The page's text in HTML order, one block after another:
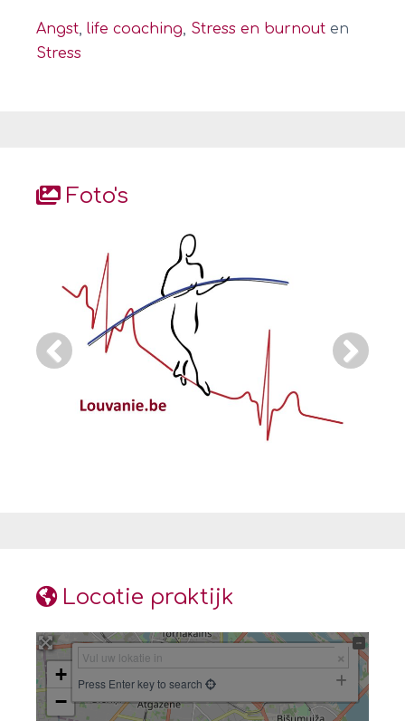
Angst,life coaching, Stress en burnout en
Stress
Foto's
Locatie praktijk
+
−
Press Enter key to search